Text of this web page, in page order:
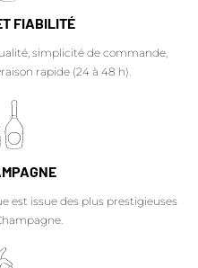
FIABILITÉ
simplicité de commande,
rapide (24 à 48 h).
est issue des plus prestigieuses